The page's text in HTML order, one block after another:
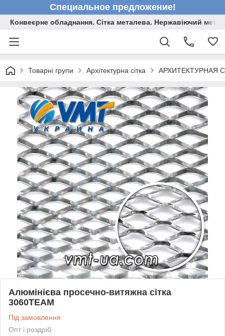
Специальное предложение!
Конвеєрне обладнання. Сітка металева. Нержавіючий
Товарні групи Архітектурна сітка АРХИТЕКТУРНАЯ
Алюмінієва просечно-витяжна сітка
3060TEAM
Під замовлення
Опт і роздріб